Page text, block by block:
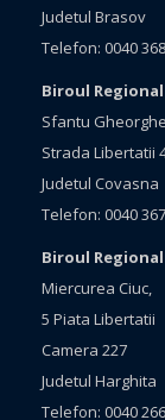
Judetul Brasov
Telefon: 0040
Biroul Regional
Sfantu Gheorghe
Strada Libertatii
Judetul Covasna
Telefon: 0040
Biroul
Miercurea Ciuc,
5 Piata Libertatii
Camera 227
Judetul Harghita
Telefon: 0040